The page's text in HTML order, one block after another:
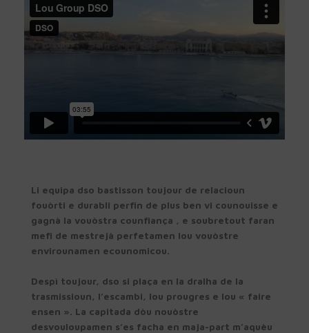
Li equipa dso bastisson toujour de relacioun
fouòrti e durabli perfin de plus ben vi counouisse e
gagnà la vouòstra counfiança , e soubretout faran
mefi de mestrejà perfetamen lou vouòstre
envirounamen ecounomicou.
Despì toujour, dso si plaça en la dralha de la
trasmissioun, l’escambi, lou prougres e lou « faire
ensen ». La capitada dòu nouòstre
desvouloupamen s’es facha en maja-part m’aquèu